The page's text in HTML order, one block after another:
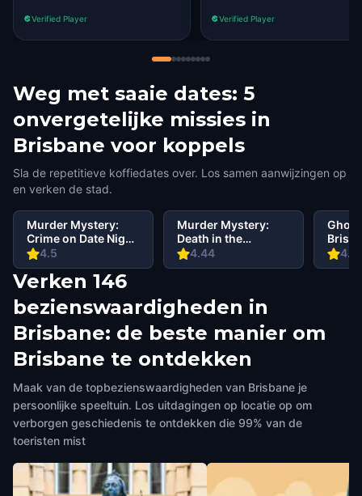
Verified Player Verified Player
Weg met saaie dates: 5
onvergetelijke missies in
Brisbane voor koppels
Sla de repetitieve koffiedates over. Los samen aanwijzingen op
en verken de stad.
4.5
Murder Mystery:
Crime on Date Night
in Brisbane
4.44
Murder Mystery:
Death in the
Shadows in South
Bank, Brisbane
Verken 146
bezienswaardigheden in
Brisbane: de beste manier om
Brisbane te ontdekken
Maak van de topbezienswaardigheden van Brisbane je
persoonlijke speeltuin. Los uitdagingen op locatie op om
verborgen geschiedenis te ontdekken die 99% van de
toeristen mist